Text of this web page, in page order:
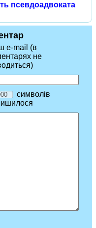
псевдоадвоката
e-mail (в
не
символів